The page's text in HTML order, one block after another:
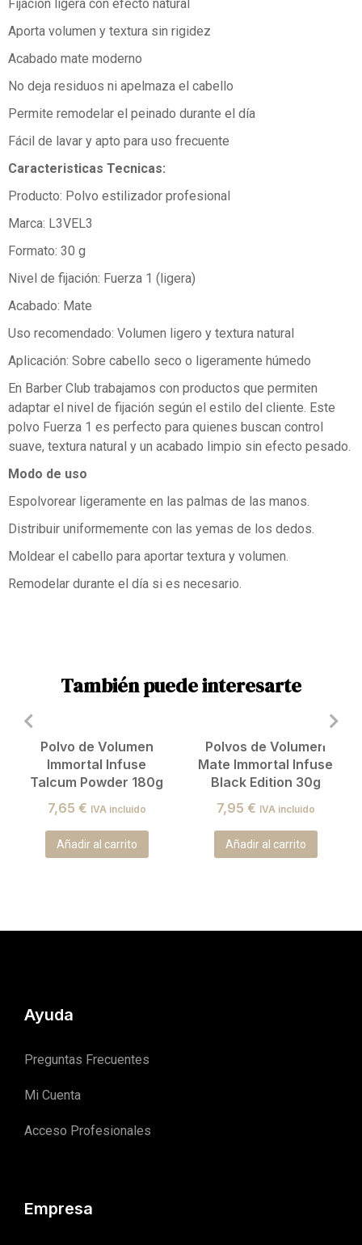
Fijación ligera con efecto natural
Aporta volumen y textura sin rigidez
Acabado mate moderno
No deja residuos ni apelmaza el cabello
Permite remodelar el peinado durante el día
Fácil de lavar y apto para uso frecuente
Caracteristicas Tecnicas:
Producto: Polvo estilizador profesional
Marca: L3VEL3
Formato: 30 g
Nivel de fijación: Fuerza 1 (ligera)
Acabado: Mate
Uso recomendado: Volumen ligero y textura natural
Aplicación: Sobre cabello seco o ligeramente húmedo
En Barber Club trabajamos con productos que permiten
adaptar el nivel de fijación según el estilo del cliente. Este
polvo Fuerza 1 es perfecto para quienes buscan control
suave, textura natural y un acabado limpio sin efecto pesado.
Modo de uso
Espolvorear ligeramente en las palmas de las manos.
Distribuir uniformemente con las yemas de los dedos.
Moldear el cabello para aportar textura y volumen.
Remodelar durante el día si es necesario.
También puede interesarte
Polvo de Volumen
Immortal Infuse
Talcum Powder 180g
7,65 € IVA incluido
Añadir al carrito
Polvos de Volumen
Mate Immortal Infuse
Black Edition 30g
7,95 € IVA incluido
Añadir al carrito
Ayuda
Preguntas Frecuentes
Mi Cuenta
Acceso Profesionales
Empresa